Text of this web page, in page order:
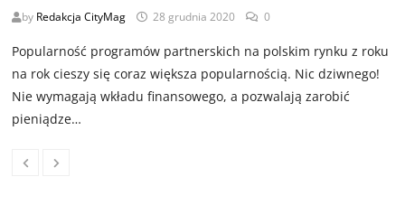
by Redakcja CityMag 28 grudnia 2020 0
Popularność programów partnerskich na polskim rynku z roku
na rok cieszy się coraz większa popularnością. Nic dziwnego!
Nie wymagają wkładu finansowego, a pozwalają zarobić
pieniądze…